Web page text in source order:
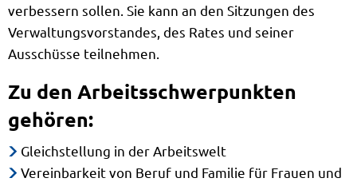
verbessern sollen. Sie kann an den Sitzungen des
Verwaltungsvorstandes, des Rates und seiner
Ausschüsse teilnehmen.
Zu den Arbeitsschwerpunkten
gehören:
Gleichstellung in der Arbeitswelt
Vereinbarkeit von Beruf und Familie für Frauen und